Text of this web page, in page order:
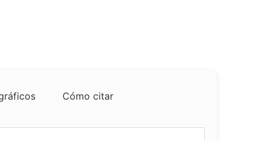
Cómo citar